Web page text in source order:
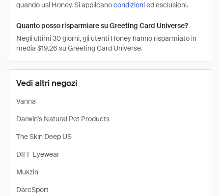
Vedi altri negozi
Vanna
Darwin's Natural Pet Products
The Skin Deep US
DIFF Eyewear
Mukzin
DarcSport
quando usi Honey. Si applicanocondizionied esclusioni.
Quanto posso risparmiare su Greeting Card Universe?
Negli ultimi 30 giorni, gli utenti Honey hanno risparmiato in
media $19.26 su Greeting Card Universe.